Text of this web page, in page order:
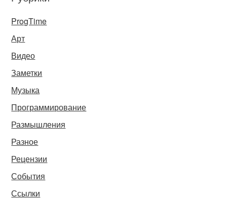
ProgTime
Арт
Видео
Заметки
Музыка
Программирование
Размышления
Разное
Рецензии
События
Ссылки